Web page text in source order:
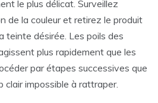
le plus délicat. Surveillez
de la couleur et retirez le produit
teinte désirée. Les poils des
plus rapidement que les
par étapes successives que
clair impossible à rattraper.